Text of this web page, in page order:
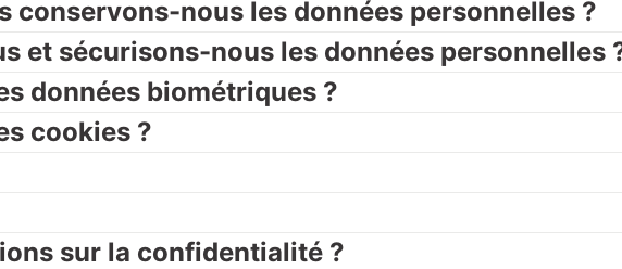
conservons-nous les données personnelles ?
et sécurisons-nous les données personnelles
données biométriques ?
cookies ?
sur la confidentialité ?